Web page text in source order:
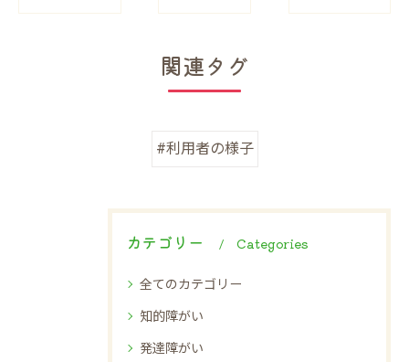
関連タグ
#利用者の様子
カテゴリー Categories
全てのカテゴリー
知的障がい
発達障がい